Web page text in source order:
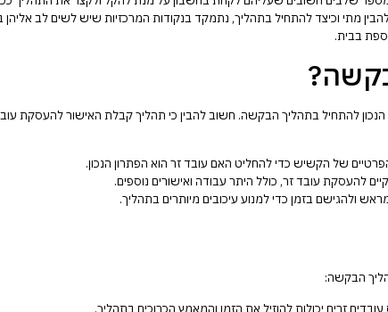
מתי וכיצד להתחיל בתהליך, נתמקד בנקודות המרכזיות שיש לשים לב
בבית.
להתחיל בתהליך הבקשה. חשוב להבין כי תהליך קבלת האישור להעסקת
הבקשה: